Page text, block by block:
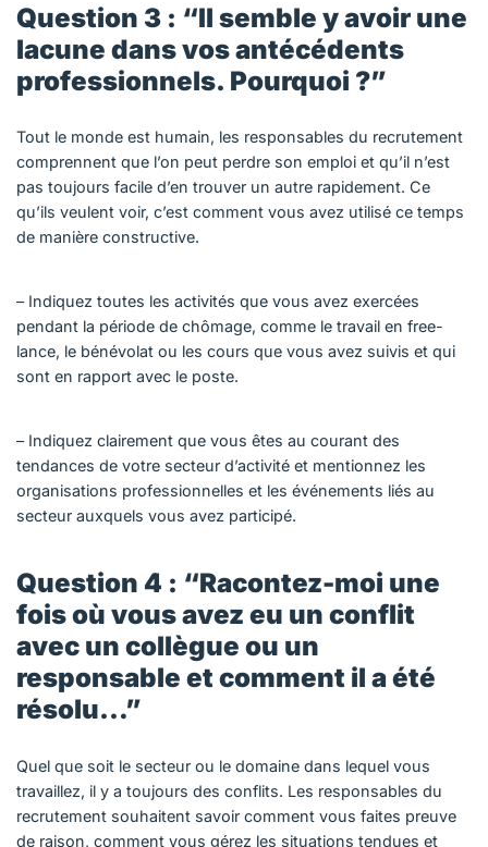
Question 3 : “Il semble y avoir une
lacune dans vos antécédents
professionnels. Pourquoi ?”
Tout le monde est humain, les responsables du recrutement
comprennent que l’on peut perdre son emploi et qu’il n’est
pas toujours facile d’en trouver un autre rapidement. Ce
qu’ils veulent voir, c’est comment vous avez utilisé ce temps
de manière constructive.
– Indiquez toutes les activités que vous avez exercées
pendant la période de chômage, comme le travail en free-
lance, le bénévolat ou les cours que vous avez suivis et qui
sont en rapport avec le poste.
– Indiquez clairement que vous êtes au courant des
tendances de votre secteur d’activité et mentionnez les
organisations professionnelles et les événements liés au
secteur auxquels vous avez participé.
Question 4 : “Racontez-moi une
fois où vous avez eu un conflit
avec un collègue ou un
responsable et comment il a été
résolu…”
Quel que soit le secteur ou le domaine dans lequel vous
travaillez, il y a toujours des conflits. Les responsables du
recrutement souhaitent savoir comment vous faites preuve
de raison, comment vous gérez les situations tendues et